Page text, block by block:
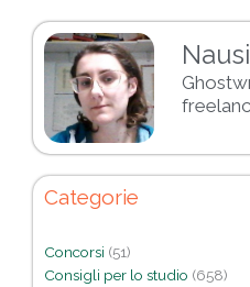
Categorie
Concorsi (51)
Consigli per lo studio (658)